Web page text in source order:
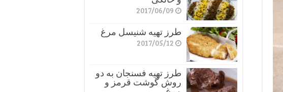
2017/06/09
طرز تهیه شنیسل مرغ
2017/05/12
طرز تهیه فسنجان به دو
روش گوشت قرمز و